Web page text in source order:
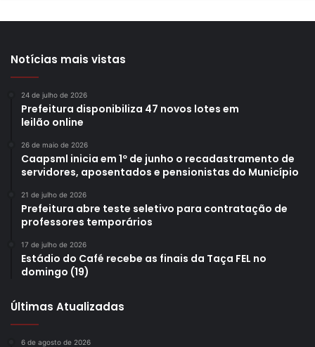
Notícias mais vistas
24 de julho de 2026
Prefeitura disponibiliza 47 novos lotes em
leilão online
26 de maio de 2026
Caapsml inicia em 1º de junho o recadastramento de
servidores, aposentados e pensionistas do Município
21 de julho de 2026
Prefeitura abre teste seletivo para contratação de
professores temporários
17 de julho de 2026
Estádio do Café recebe as finais da Taça FEL no
domingo (19)
Últimas Atualizadas
6 de agosto de 2026